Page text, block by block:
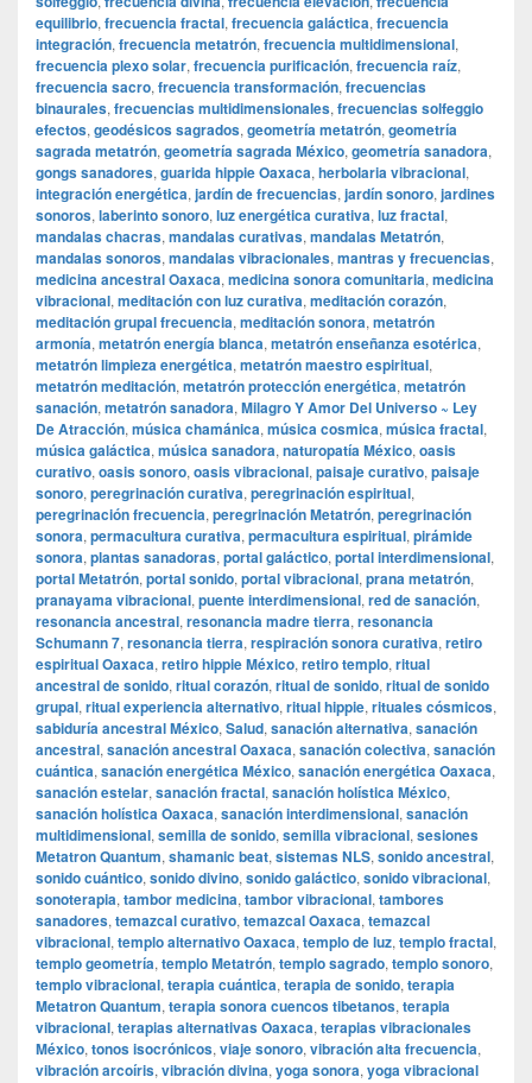
equilibrio, frecuencia fractal, frecuencia galáctica, frecuencia
integración, frecuencia metatrón, frecuencia multidimensional,
frecuencia plexo solar, frecuencia purificación, frecuencia raíz,
frecuencia sacro, frecuencia transformación, frecuencias
binaurales, frecuencias multidimensionales, frecuencias solfeggio
efectos, geodésicos sagrados, geometría metatrón, geometría
sagrada metatrón, geometría sagrada México, geometría sanadora,
gongs sanadores, guarida hippie Oaxaca, herbolaria vibracional,
integración energética, jardín de frecuencias, jardín sonoro, jardines
sonoros, laberinto sonoro, luz energética curativa, luz fractal,
mandalas chacras, mandalas curativas, mandalas Metatrón,
mandalas sonoros, mandalas vibracionales, mantras y frecuencias,
medicina ancestral Oaxaca, medicina sonora comunitaria, medicina
vibracional, meditación con luz curativa, meditación corazón,
meditación grupal frecuencia, meditación sonora, metatrón
armonía, metatrón energía blanca, metatrón enseñanza esotérica,
metatrón limpieza energética, metatrón maestro espiritual,
metatrón meditación, metatrón protección energética, metatrón
sanación, metatrón sanadora, Milagro Y Amor Del Universo ~ Ley
De Atracción, música chamánica, música cosmica, música fractal,
música galáctica, música sanadora, naturopatía México, oasis
curativo, oasis sonoro, oasis vibracional, paisaje curativo, paisaje
sonoro, peregrinación curativa, peregrinación espiritual,
peregrinación frecuencia, peregrinación Metatrón, peregrinación
sonora, permacultura curativa, permacultura espiritual, pirámide
sonora, plantas sanadoras, portal galáctico, portal interdimensional,
portal Metatrón, portal sonido, portal vibracional, prana metatrón,
pranayama vibracional, puente interdimensional, red de sanación,
resonancia ancestral, resonancia madre tierra, resonancia
Schumann 7, resonancia tierra, respiración sonora curativa, retiro
espiritual Oaxaca, retiro hippie México, retiro templo, ritual
ancestral de sonido, ritual corazón, ritual de sonido, ritual de sonido
grupal, ritual experiencia alternativo, ritual hippie, rituales cósmicos,
sabiduría ancestral México, Salud, sanación alternativa, sanación
ancestral, sanación ancestral Oaxaca, sanación colectiva, sanación
cuántica, sanación energética México, sanación energética Oaxaca,
sanación estelar, sanación fractal, sanación holística México,
sanación holística Oaxaca, sanación interdimensional, sanación
multidimensional, semilla de sonido, semilla vibracional, sesiones
Metatron Quantum, shamanic beat, sistemas NLS, sonido ancestral,
sonido cuántico, sonido divino, sonido galáctico, sonido vibracional,
sonoterapia, tambor medicina, tambor vibracional, tambores
sanadores, temazcal curativo, temazcal Oaxaca, temazcal
vibracional, templo alternativo Oaxaca, templo de luz, templo fractal,
templo geometría, templo Metatrón, templo sagrado, templo sonoro,
templo vibracional, terapia cuántica, terapia de sonido, terapia
Metatron Quantum, terapia sonora cuencos tibetanos, terapia
vibracional, terapias alternativas Oaxaca, terapias vibracionales
México, tonos isocrónicos, viaje sonoro, vibración alta frecuencia,
vibración arcoíris, vibración divina, yoga sonora, yoga vibracional